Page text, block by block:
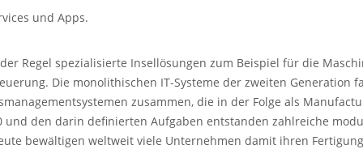
und Apps.
Regel spezialisierte Insellösungen zum Beispiel für die
Die monolithischen IT-Systeme der zweiten Generation
zusammen, die in der Folge als
und den darin definierten Aufgaben entstanden zahlreiche
bewältigen weltweit viele Unternehmen damit ihren